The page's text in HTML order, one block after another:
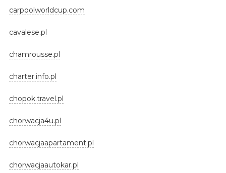
carpoolworldcup.com
cavalese.pl
chamrousse.pl
charter.info.pl
chopok.travel.pl
chorwacja4u.pl
chorwacjaapartament.pl
chorwacjaautokar.pl